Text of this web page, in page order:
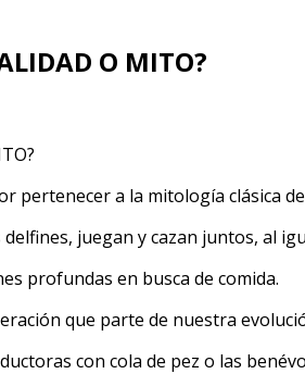
O MITO?
pertenecer a la mitología clásica
juegan y cazan juntos, al
profundas en busca de comida.
que parte de nuestra
con cola de pez o las